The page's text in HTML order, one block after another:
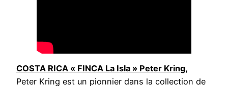
COSTA RICA « FINCA La Isla » Peter Kring,
Peter Kring est un pionnier dans la collection de